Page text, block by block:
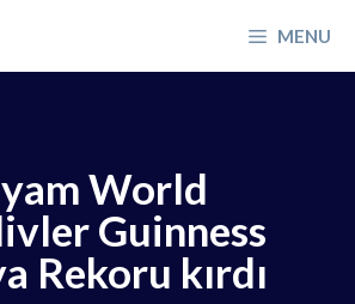
MENU
World
Guinness
Rekoru kırdı